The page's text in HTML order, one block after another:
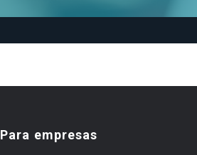
Para empresas